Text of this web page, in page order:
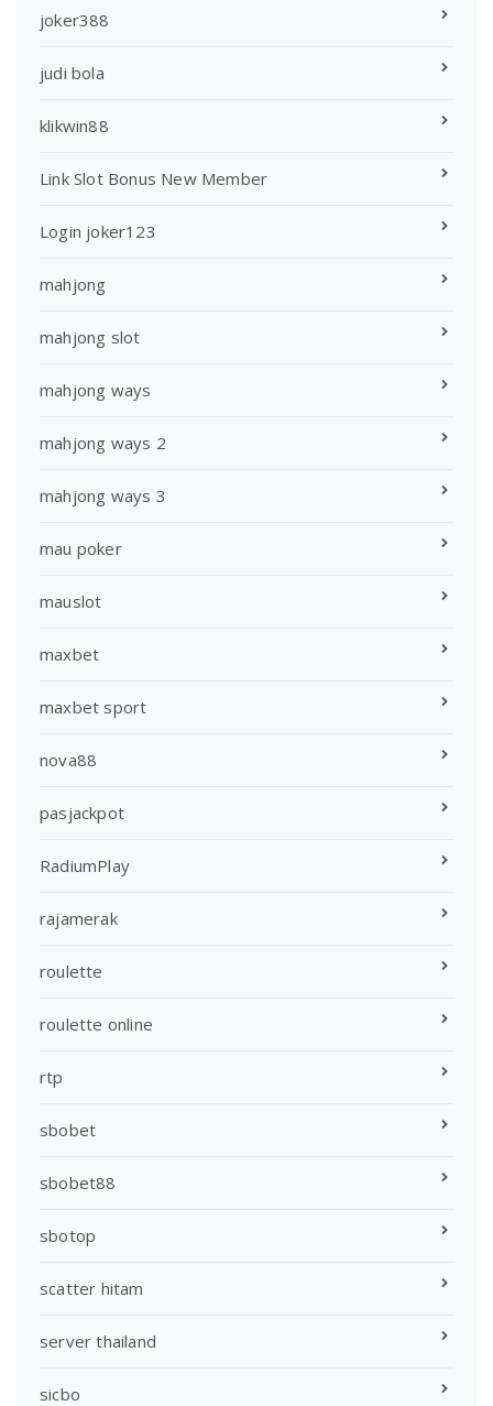
joker388
judi bola
klikwin88
Link Slot Bonus New Member
Login joker123
mahjong
mahjong slot
mahjong ways
mahjong ways 2
mahjong ways 3
mau poker
mauslot
maxbet
maxbet sport
nova88
pasjackpot
RadiumPlay
rajamerak
roulette
roulette online
rtp
sbobet
sbobet88
sbotop
scatter hitam
server thailand
sicbo